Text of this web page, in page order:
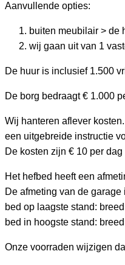
Aanvullende opties:
buiten meubilair > de
wij gaan uit van 1
De huur is inclusief 1.500
De borg bedraagt € 1.000
Wij hanteren aflever
een uitgebreide instructie
De kosten zijn € 10 per
Het hefbed heeft een
De afmeting van de garage
bed op laagste stand:
bed in hoogste stand:
Onze voorraden wijzigen